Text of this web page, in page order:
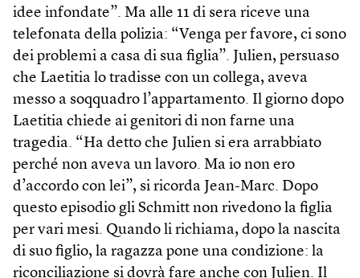
idee infondate”. Ma alle 11 di sera riceve una
telefonata della polizia: “Venga per favore, ci sono
dei problemi a casa di sua figlia”. Julien, persuaso
che Laetitia lo tradisse con un collega, aveva
messo a soqquadro l’appartamento. Il giorno dopo
Laetitia chiede ai genitori di non farne una
tragedia. “Ha detto che Julien si era arrabbiato
perché non aveva un lavoro. Ma io non ero
d’accordo con lei”, si ricorda Jean-Marc. Dopo
questo episodio gli Schmitt non rivedono la figlia
per vari mesi. Quando li richiama, dopo la nascita
di suo figlio, la ragazza pone una condizione: la
riconciliazione si dovrà fare anche con Julien. Il